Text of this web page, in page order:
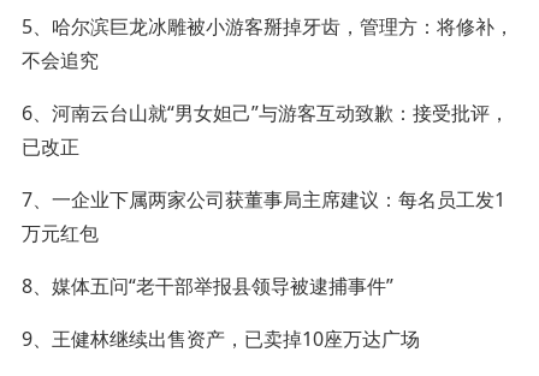
5、哈尔滨巨龙冰雕被小游客掰掉牙齿，管理方：将修补，
不会追究
6、河南云台山就“男女妲己”与游客互动致歉：接受批评，
已改正
7、一企业下属两家公司获董事局主席建议：每名员工发1
万元红包
8、媒体五问“老干部举报县领导被逮捕事件”
9、王健林继续出售资产，已卖掉10座万达广场